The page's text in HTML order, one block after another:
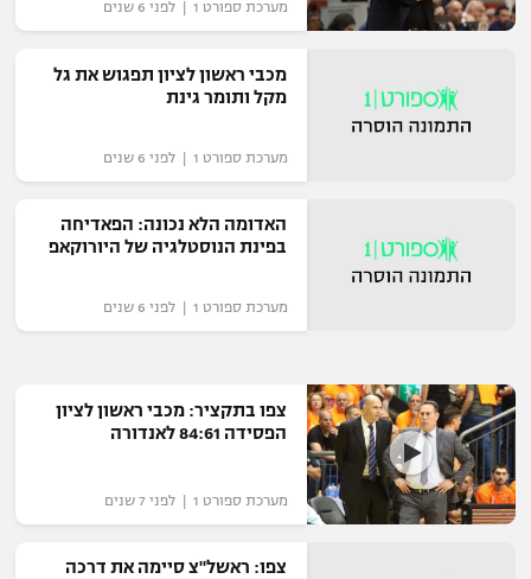
רשיון להקרנה פומבית לבית עסק
הצטרפות לחבילת הערוצים
המגזין
מערכת ספורט 1 | לפני 6 שנים
מכבי ראשון לציון תפגוש את גל
מקל ותומר גינת
מערכת ספורט 1 | לפני 6 שנים
האדומה הלא נכונה: הפאדיחה
בפינת הנוסטלגיה של היורוקאפ
מערכת ספורט 1 | לפני 6 שנים
צפו בתקציר: מכבי ראשון לציון
הפסידה 84:61 לאנדורה
מערכת ספורט 1 | לפני 7 שנים
צפו: ראשל"צ סיימה את דרכה